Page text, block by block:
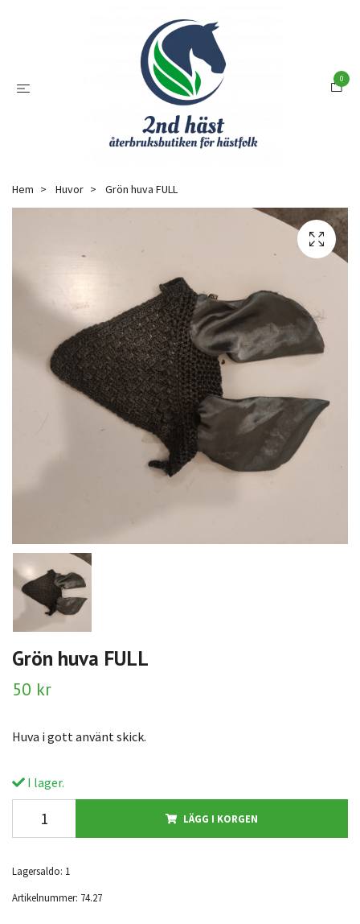
0
Hem Huvor Grön huva FULL
Grön huva FULL
50 kr
Huva i gott använt skick.
I lager.
LÄGG I KORGEN
Lagersaldo: 1
Artikelnummer: 74.27